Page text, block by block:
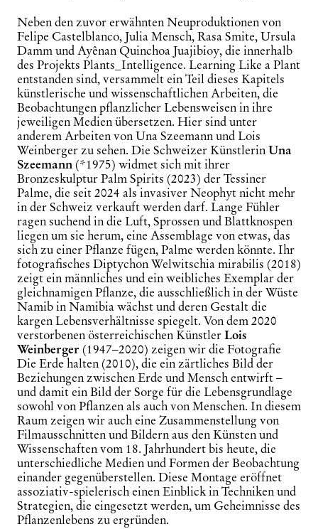
Neben den zuvor erwähnten Neuproduktionen von
Felipe Castelblanco, Julia Mensch, Rasa Smite, Ursula
Damm und Ayênan Quinchoa Juajibioy, die innerhalb
des Projekts Plants _Intelligence. Learning Like aPlant
entstanden sind, versammelt ein Teil dieses Kapitels
künstlerische und wissenschaftlichen Arbeiten, die
Beobachtungen pflanzlicher Lebensweisen in ihre
jeweiligen Medien übersetzen. Hier sind unter
anderem Arbeiten von Una Szeemann und Lois
Weinberger zu sehen. Die Schweizer KünstlerinUna
Szeemann (*1975) widmet sich mit ihrer
BronzeskulpturPalm Spirits (2023) der Tessiner
Palme, die seit 2024 als invasiver Neophyt nicht mehr
in der Schweiz verkauft werden darf. Lange Fühler
ragen suchend in die Luft, Sprossen und Blattknospen
liegen um sie herum, eine Assemblage von etwas, das
sich zu einer Pflanze fügen, Palme werden könnte. Ihr
fotografisches DiptychonWelwitschiamirabilis (2018)
zeigt ein männliches und ein weibliches Exemplar der
gleichnamigen Pflanze, die ausschließlich in der Wüste
Namib in Namibia wächst und deren Gestalt die
kargen Lebensverhältnisse spiegelt. Von dem 2020
verstorbenen österreichischen KünstlerLois
Weinberger (1947–2020) zeigen wir die Fotografie
Die Erde halten (2010), die ein zärtliches Bild der
Beziehungen zwischen Erde und Mensch entwirft –
und damit ein Bild der Sorge für die Lebensgrundlage
sowohl von Pflanzen als auch von Menschen. In diesem
Raum zeigen wir auch eine Zusammenstellung von
Filmausschnitten und Bildern aus den Künsten und
Wissenschaften vom 18. Jahrhundert bis heute, die
unterschiedliche Medien und Formen der Beobachtung
einander gegenüberstellen. Diese Montage eröffnet
assoziativ-spielerisch einen Einblick in Techniken und
Strategien, die eingesetzt werden, um Geheimnisse des
Pflanzenlebens zu ergründen.